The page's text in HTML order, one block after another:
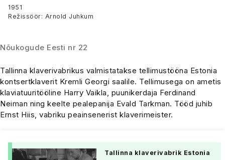
Estonia
1951
Režissöör: Arnold Juhkum
Nõukogude Eesti nr 22
Tallinna klaverivabrikus valmistatakse tellimustööna Estonia
kontsertklaverit Kremli Georgi saalile. Tellimusega on ametis
klaviatuuritööline Harry Vaikla, puunikerdaja Ferdinand
Neiman ning keelte pealepanija Evald Tarkman. Tööd juhib
Ernst Hiis, vabriku peainsenerist klaverimeister.
Tallinna klaverivabrik Estonia